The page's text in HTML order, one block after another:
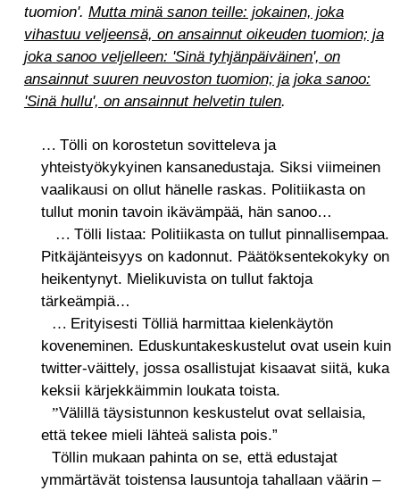
tuomion'. Mutta minä sanon teille: jokainen, joka
vihastuu veljeensä, on ansainnut oikeuden tuomion; ja
joka sanoo veljelleen: 'Sinä tyhjänpäiväinen', on
ansainnut suuren neuvoston tuomion; ja joka sanoo:
'Sinä hullu', on ansainnut helvetin tulen.
… Tölli on korostetun sovitteleva ja
yhteistyökykyinen kansanedustaja. Siksi viimeinen
vaalikausi on ollut hänelle raskas. Politiikasta on
tullut monin tavoin ikävämpää, hän sanoo…
… Tölli listaa: Politiikasta on tullut pinnallisempaa.
Pitkäjänteisyys on kadonnut. Päätöksentekokyky on
heikentynyt. Mielikuvista on tullut faktoja
tärkeämpiä…
… Erityisesti Tölliä harmittaa kielenkäytön
koveneminen. Eduskuntakeskustelut ovat usein kuin
twitter-väittely, jossa osallistujat kisaavat siitä, kuka
keksii kärjekkäimmin loukata toista.
”Välillä täysistunnon keskustelut ovat sellaisia,
että tekee mieli lähteä salista pois.”
Töllin mukaan pahinta on se, että edustajat
ymmärtävät toistensa lausuntoja tahallaan väärin –